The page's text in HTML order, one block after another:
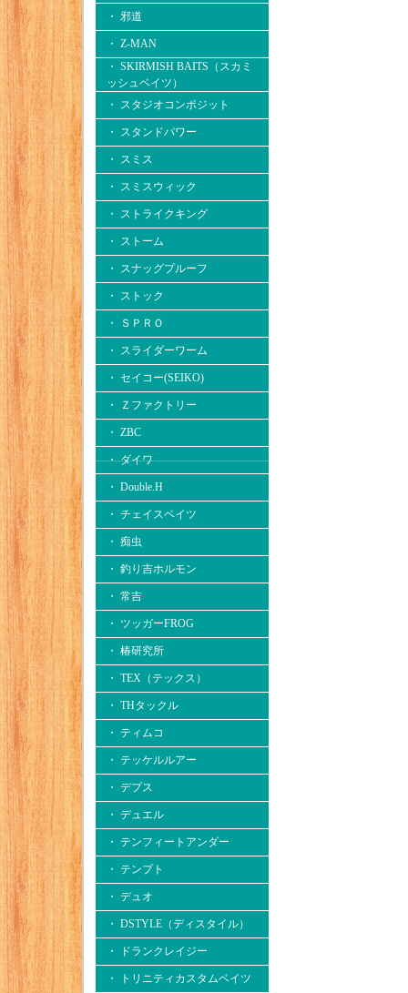
・ 邪道
・ Z-MAN
・ SKIRMISH BAITS（スカミ
ッシュベイツ）
・ スタジオコンポジット
・ スタンドパワー
・ スミス
・ スミスウィック
・ ストライクキング
・ ストーム
・ スナッグプルーフ
・ ストック
・ ＳＰＲＯ
・ スライダーワーム
・ セイコー(SEIKO)
・ Ｚファクトリー
・ ZBC
・ ダイワ
・ Double.H
・ チェイスベイツ
・ 痴虫
・ 釣り吉ホルモン
・ 常吉
・ ツッガーFROG
・ 椿研究所
・ TEX（テックス）
・ THタックル
・ ティムコ
・ テッケルルアー
・ デプス
・ デュエル
・ テンフィートアンダー
・ テンプト
・ デュオ
・ DSTYLE（ディスタイル）
・ ドランクレイジー
・ トリニティカスタムベイツ